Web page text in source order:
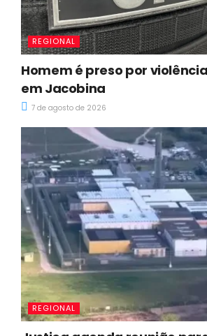
REGIONAL
Homem é preso por
em Jacobina
7 de agosto de 2026
REGIONAL